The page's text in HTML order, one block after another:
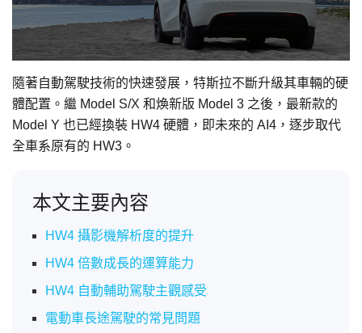
隨著自動駕駛技術的快速發展，特斯拉不斷升級其車輛的硬
體配置。繼 Model S/X 和煥新版 Model 3 之後，最新款的
Model Y 也已經換裝 HW4 硬體，即未來的 AI4，逐步取代
全車系原有的 HW3。
本文主要內容
HW4 攝影機解析度的提升
HW4 倍數成長的運算能力
HW4 自動輔助駕駛主觀感受
電動車長途駕駛的常見問題